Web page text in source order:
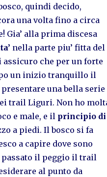
quindi decido,
una volta fino a circa
Gia’ alla prima discesa
nella parte piu’ fitta del
assicuro che per un forte
un inizio tranquillo il
una bella serie
trail Liguri. Non ho
e male, e il principio di
a piedi. Il bosco si fa
a capire dove sono
passato il peggio il trail
al punto da